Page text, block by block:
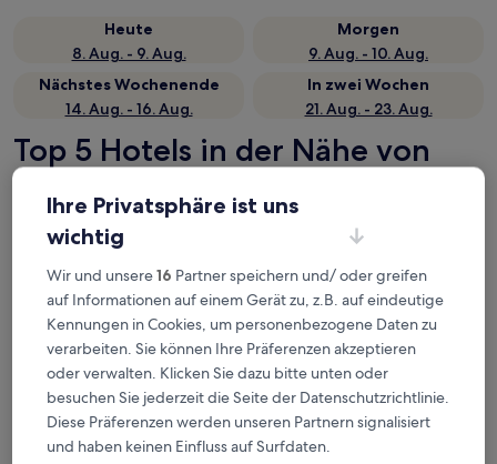
Heute
8. Aug. - 9. Aug.
Morgen
9. Aug. - 10. Aug.
Nächstes Wochenende
14. Aug. - 16. Aug.
In zwei Wochen
21. Aug. - 23. Aug.
Top 5 Hotels in der Nähe von
Bahnhof Nimes-Pont du Gard
auf einen Blick
Nimes-Pont du Gard entfernt. Gästebewertung: 10/10 —
Außergewöhnlich.
Sure Hotel by Best Western Nimes Est— Liegt in 8,2 km von
Bahnhof Nimes-Pont du Gard entfernt. Gästebewertung:
8,2/10 — Sehr gut.
Le Mas De Gleyzes— Liegt in 8 km von Bahnhof Nimes-Pont du
Gard entfernt. Gästebewertung: 9,6/10 — Außergewöhnlich.
HOTEL et APPARTEMENTS DOMAINE DES CLOS - Teritoria
Ihre Privatsphäre ist uns
wichtig
Wir und unsere16 Partner speichern und/ oder greifen
auf Informationen auf einem Gerät zu, z.B. auf eindeutige
Kennungen in Cookies, um personenbezogene Daten zu
verarbeiten. Sie können Ihre Präferenzen akzeptieren
oder verwalten. Klicken Sie dazu bitte unten oder
besuchen Sie jederzeit die Seite der Datenschutzrichtlinie.
Diese Präferenzen werden unseren Partnern signalisiert
und haben keinen Einfluss auf Surfdaten.